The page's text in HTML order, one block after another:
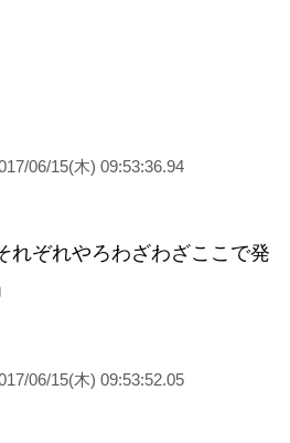
06/15(木) 09:53:36.94
れぞれやろわざわざここで発
06/15(木) 09:53:52.05